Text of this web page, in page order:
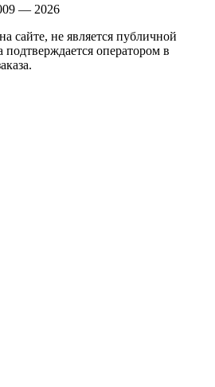
— 2026
сайте, не является публичной
оператором в